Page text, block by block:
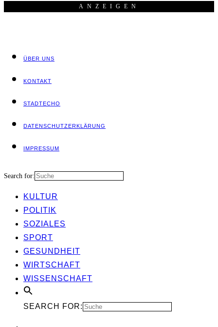
ANZEI­GEN
ÜBER UNS
KON­TAKT
STADT­ECHO
DATEN­SCHUTZ­ER­KLÄ­RUNG
IMPRES­SUM
Search for:
KUL­TUR
POLI­TIK
SOZIA­LES
SPORT
GESUND­HEIT
WIRT­SCHAFT
WIS­SEN­SCHAFT
SEARCH FOR: